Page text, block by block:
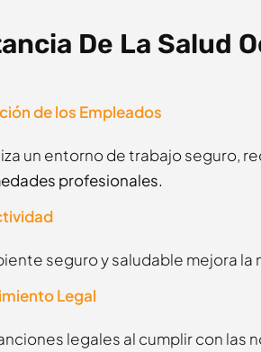
De La Salud
de los Empleados
un entorno de trabajo seguro,
profesionales.
seguro y saludable mejora
Legal
legales al cumplir con las